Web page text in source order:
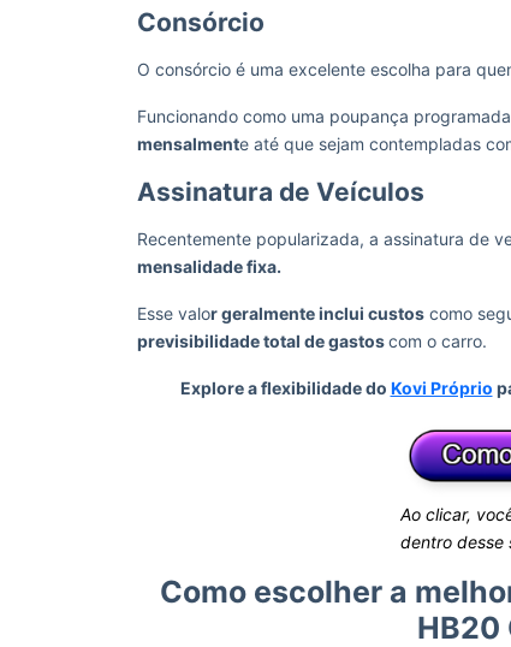
Consórcio
O consórcio é uma excelente escolha para
Funcionando como uma poupança
mensalmente até que sejam contempladas
Assinatura de Veículos
Recentemente popularizada, a assinatura de
mensalidade fixa.
Esse valor geralmente inclui custos como
previsibilidade total de gastoscom o carro.
Explore a flexibilidade do Kovi Próprio
Ao clicar,
dentro desse
Como escolher a
HB20